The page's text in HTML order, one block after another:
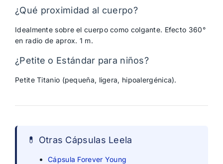
¿Qué proximidad al cuerpo?
Idealmente sobre el cuerpo como colgante. Efecto 360°
en radio de aprox. 1 m.
¿Petite o Estándar para niños?
Petite Titanio (pequeña, ligera, hipoalergénica).
💊 Otras Cápsulas Leela
Cápsula Forever Young